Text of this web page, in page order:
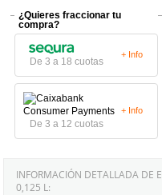
¿Quieres fraccionar tu
compra?
De 3 a 18 cuotas
+ Info
De 3 a 12 cuotas
+ Info
INFORMACIÓN DETALLADA DE
0,125 L: